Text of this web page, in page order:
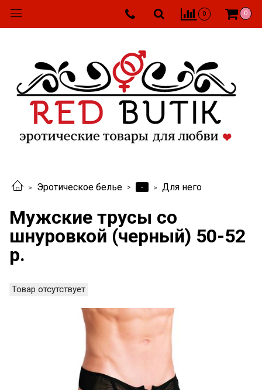
0 0
Эротическое белье - Для него
Мужские трусы со
шнуровкой (черный) 50-52
р.
Товар отсутствует